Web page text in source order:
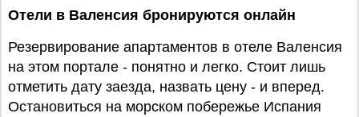
Отели в Валенсия бронируются онлайн
Резервирование апартаментов в отеле Валенсия
на этом портале - понятно и легко. Стоит лишь
отметить дату заезда, назвать цену - и вперед.
Остановиться на морском побережье Испания